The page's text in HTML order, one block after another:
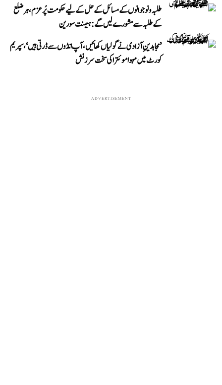
طلبہ و نوجوانوں کے مسائل کے حل کے لیے حکومت پُرعزم، ہر ضلع
کے طلبہ سے مشورے لیں گے: ہیمنت سورین
’مجاہدینِ آزادی نے گولیاں کھائیں، آپ انڈوں سے ڈرتی ہیں‘، سپریم
کورٹ میں مہوا موئترا کی سخت سرزنش
ADVERTISEMENT